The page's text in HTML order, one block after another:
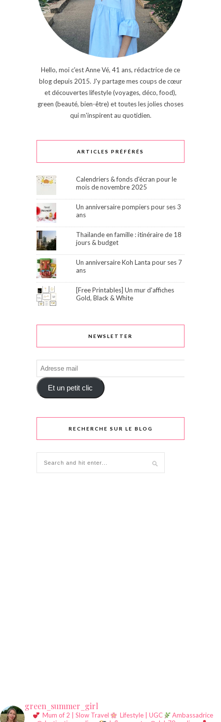
Hello, moi c'est Anne Vé, 41 ans, rédactrice de ce
blog depuis 2015. J'y partage mes coups de cœur
et découvertes lifestyle (voyages, déco, food),
green (beauté, bien-être) et toutes les jolies choses
qui m'inspirent au quotidien.
ARTICLES PRÉFÉRÉS
Calendriers & fonds d'écran pour le
mois de novembre 2025
Un anniversaire pompiers pour ses 3
ans
Thaïlande en famille : itinéraire de 18
jours & budget
Un anniversaire Koh Lanta pour ses 7
ans
[Free Printables] Un mur d'affiches
Gold, Black & White
NEWSLETTER
Adresse
mail
Et un petit clic
RECHERCHE SUR LE BLOG
green_summer_girl
Mum of 2 | Slow Travel Lifestyle | UGC
Ambassadrice